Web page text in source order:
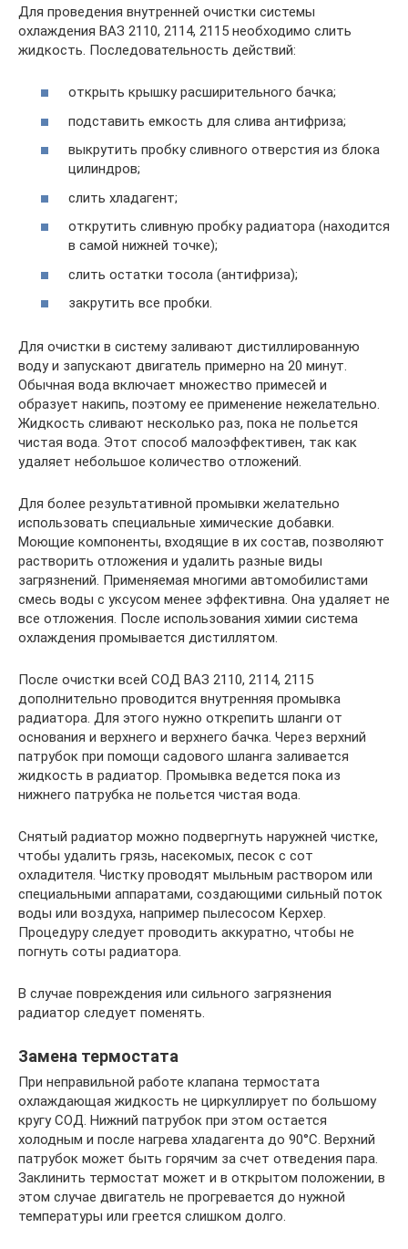
Для проведения внутренней очистки системы
охлаждения ВАЗ 2110, 2114, 2115 необходимо слить
жидкость. Последовательность действий:
открыть крышку расширительного бачка;
подставить емкость для слива антифриза;
выкрутить пробку сливного отверстия из блока
цилиндров;
слить хладагент;
открутить сливную пробку радиатора (находится
в самой нижней точке);
слить остатки тосола (антифриза);
закрутить все пробки.
Для очистки в систему заливают дистиллированную
воду и запускают двигатель примерно на 20 минут.
Обычная вода включает множество примесей и
образует накипь, поэтому ее применение нежелательно.
Жидкость сливают несколько раз, пока не польется
чистая вода. Этот способ малоэффективен, так как
удаляет небольшое количество отложений.
Для более результативной промывки желательно
использовать специальные химические добавки.
Моющие компоненты, входящие в их состав, позволяют
растворить отложения и удалить разные виды
загрязнений. Применяемая многими автомобилистами
смесь воды с уксусом менее эффективна. Она удаляет не
все отложения. После использования химии система
охлаждения промывается дистиллятом.
После очистки всей СОД ВАЗ 2110, 2114, 2115
дополнительно проводится внутренняя промывка
радиатора. Для этого нужно открепить шланги от
основания и верхнего и верхнего бачка. Через верхний
патрубок при помощи садового шланга заливается
жидкость в радиатор. Промывка ведется пока из
нижнего патрубка не польется чистая вода.
Снятый радиатор можно подвергнуть наружней чистке,
чтобы удалить грязь, насекомых, песок с сот
охладителя. Чистку проводят мыльным раствором или
специальными аппаратами, создающими сильный поток
воды или воздуха, например пылесосом Керхер.
Процедуру следует проводить аккуратно, чтобы не
погнуть соты радиатора.
В случае повреждения или сильного загрязнения
радиатор следует поменять.
Замена термостата
При неправильной работе клапана термостата
охлаждающая жидкость не циркуллирует по большому
кругу СОД. Нижний патрубок при этом остается
холодным и после нагрева хладагента до 90°С. Верхний
патрубок может быть горячим за счет отведения пара.
Заклинить термостат может и в открытом положении, в
этом случае двигатель не прогревается до нужной
температуры или греется слишком долго.